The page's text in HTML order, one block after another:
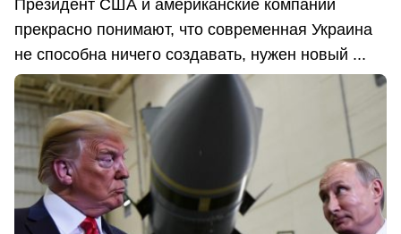
Президент США и американские компании
прекрасно понимают, что современная Украина
не способна ничего создавать, нужен новый ...